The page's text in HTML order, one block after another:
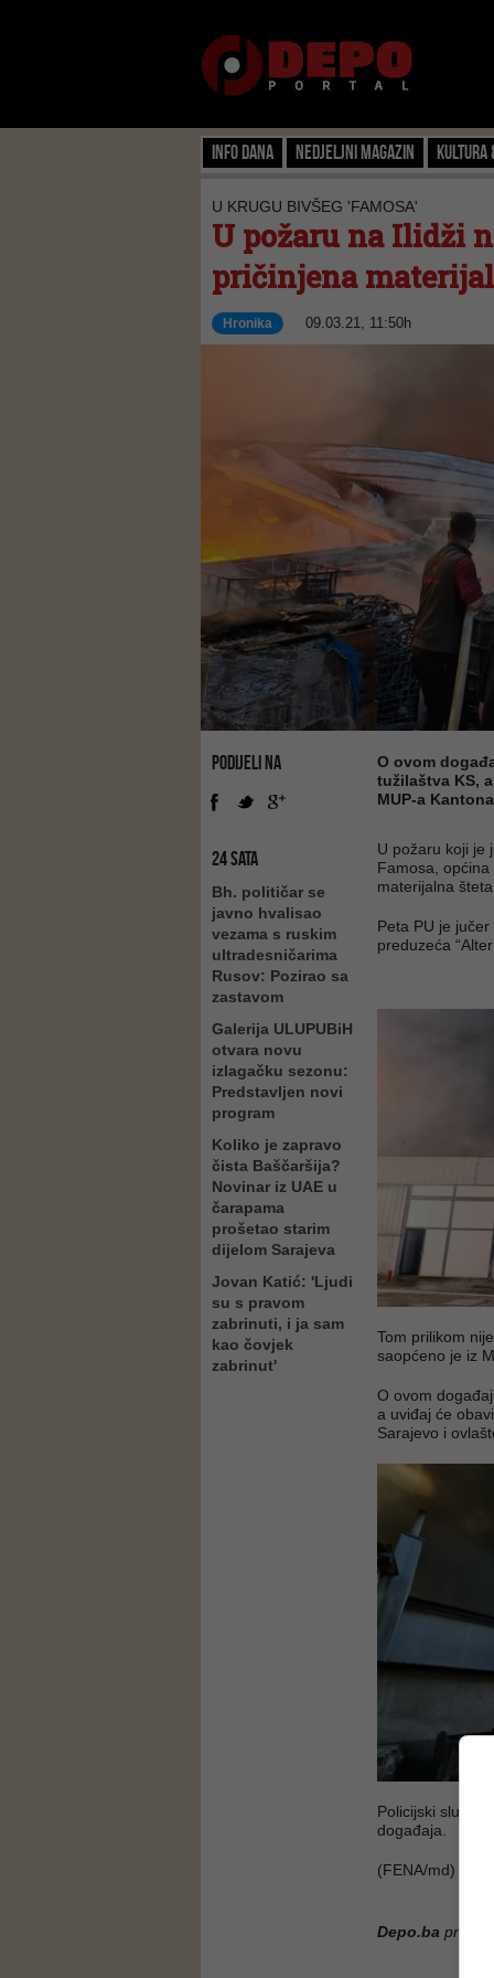
Info dana Nedjeljni magazin Kultura
U KRUGU BIVŠEG 'FAMOSA'
U požaru na Ilidži
pričinjena
Hronika 09.03.21, 11:50h
PODIJELI NA
24 SATA
Bh. političar se
javno hvalisao
vezama s ruskim
ultradesničarima
Rusov: Pozirao sa
zastavom
Galerija ULUPUBiH
otvara novu
izlagačku sezonu:
Predstavljen novi
program
Koliko je zapravo
čista Baščaršija?
Novinar iz UAE u
čarapama
prošetao starim
dijelom Sarajeva
Jovan Katić: 'Ljudi
su s pravom
zabrinuti, i ja sam
kao čovjek
zabrinut'
O ovom
tužilaštva KS,
MUP-a
U požaru koji je
Famosa,
materijalna šteta.
Peta PU je
preduzeća
Tom prilikom
saopćeno je iz
O ovom
a uviđaj će
Sarajevo i
Policijski
događaja.
(FENA/md)
Depo.ba pratite